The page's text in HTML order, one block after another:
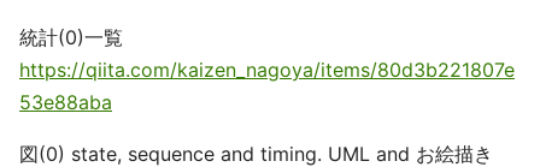
統計(0)一覧
https://qiita.com/kaizen_nagoya/items/80d3b221807e
53e88aba
図(0) state, sequence and timing. UML and お絵描き